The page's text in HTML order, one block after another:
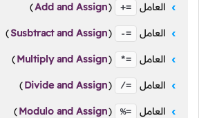
العامل +=
(
Add and Assign
)
العامل -=
(
Susbtract and Assign
)
العامل *=
(
Multiply and Assign
)
العامل /=
(
Divide and Assign
)
العامل %=
(
Modulo and Assign
)